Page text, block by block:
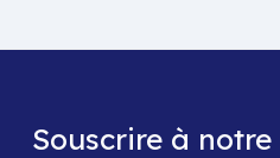
Souscrire à